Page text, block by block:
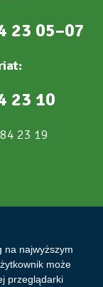
na najwyższym
może
przeglądarki
23 05–07
23 10
23 19